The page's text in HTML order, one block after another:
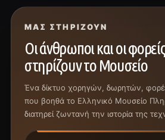
ΜΑΣ ΣΤΗΡΊΖΟΥΝ
Οι άνθρωποι και οι
στηρίζουν το Μουσείο
Ένα δίκτυο χορηγών, δωρητών,
που βοηθά το Ελληνικό Μουσείο
διατηρεί ζωντανή την ιστορία της